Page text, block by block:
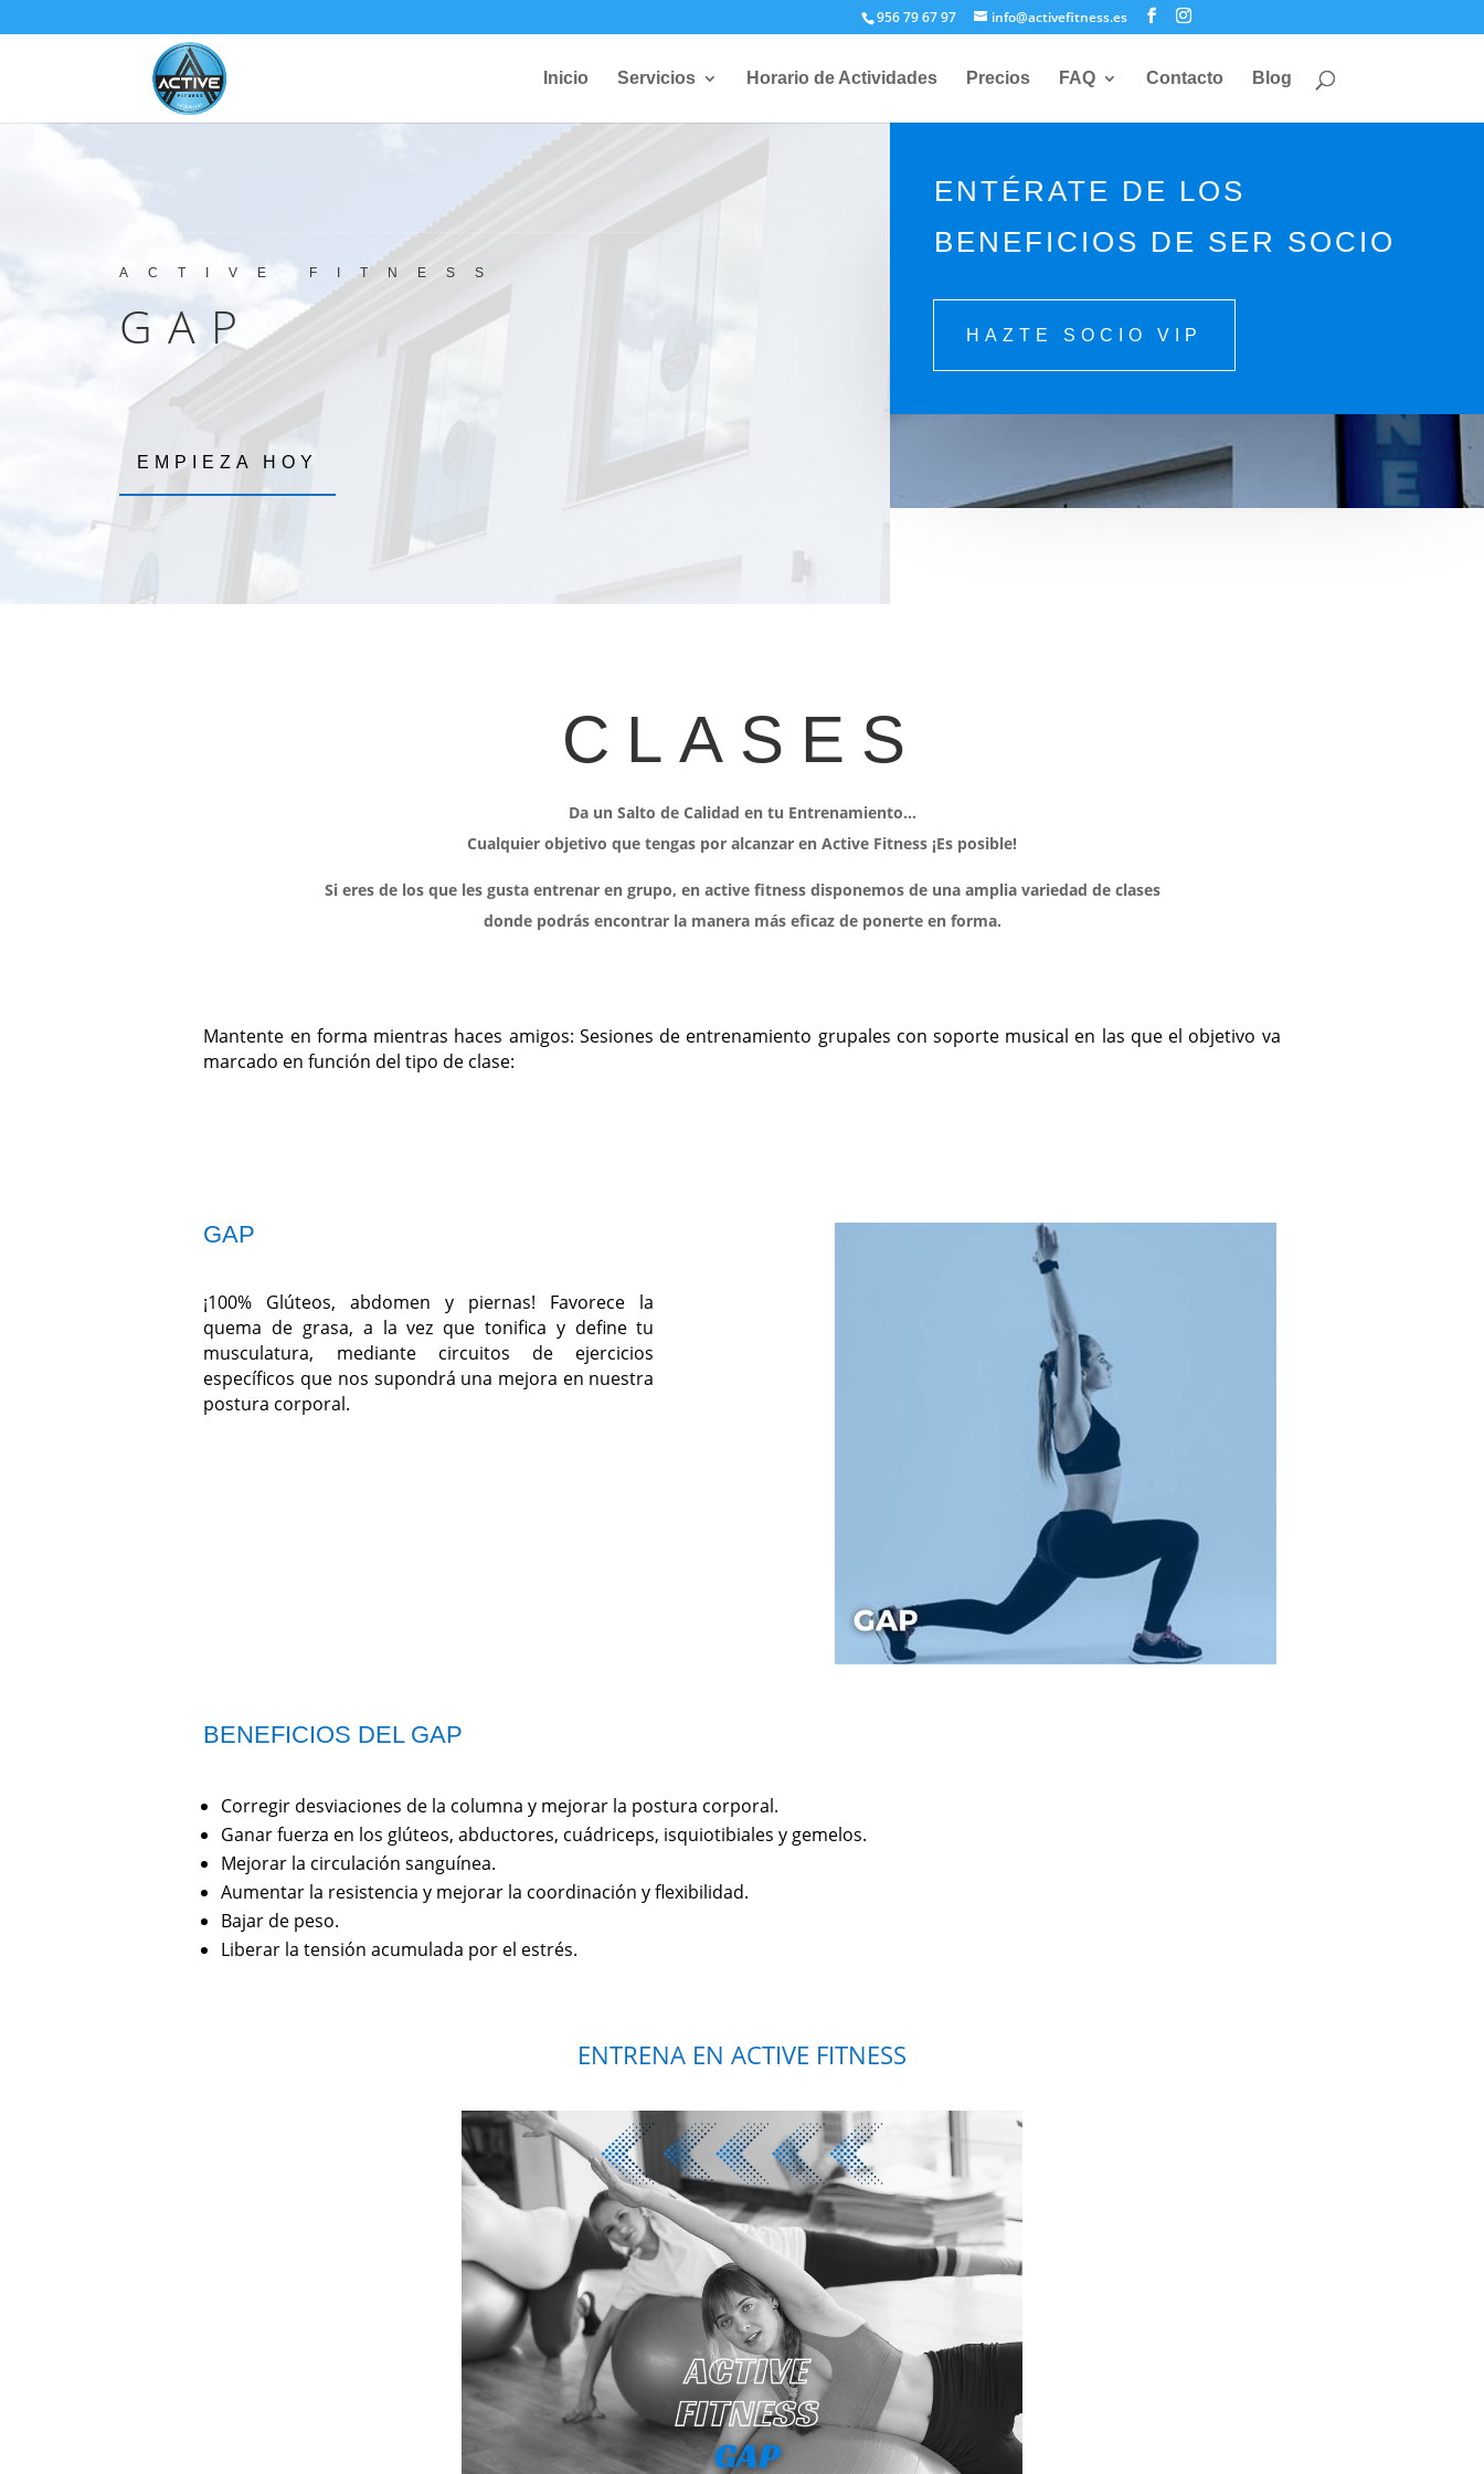
956 79 67 97 info@activefitness.es
Inicio Servicios Horario de Actividades Precios FAQ Contacto Blog
ACTIVE FITNESS
GAP
EMPIEZA HOY
ENTÉRATE DE LOS
BENEFICIOS DE SER SOCIO
HAZTE SOCIO VIP
CLASES
Da un Salto de Calidad en tu Entrenamiento…
Cualquier objetivo que tengas por alcanzar en Active Fitness ¡Es posible!
Si eres de los que les gusta entrenar en grupo, en active fitness disponemos de una amplia variedad de clases
donde podrás encontrar la manera más eficaz de ponerte en forma.
Mantente en forma mientras haces amigos: Sesiones de entrenamiento grupales con soporte musical en las que el objetivo va
marcado en función del tipo de clase:
GAP
¡100% Glúteos, abdomen y piernas! Favorece la
quema de grasa, a la vez que tonifica y define tu
musculatura, mediante circuitos de ejercicios
específicos que nos supondrá una mejora en nuestra
postura corporal.
BENEFICIOS DEL GAP
Corregir desviaciones de la columna y mejorar la postura corporal.
Ganar fuerza en los glúteos, abductores, cuádriceps, isquiotibiales y gemelos.
Mejorar la circulación sanguínea.
Aumentar la resistencia y mejorar la coordinación y flexibilidad.
Bajar de peso.
Liberar la tensión acumulada por el estrés.
ENTRENA EN ACTIVE FITNESS